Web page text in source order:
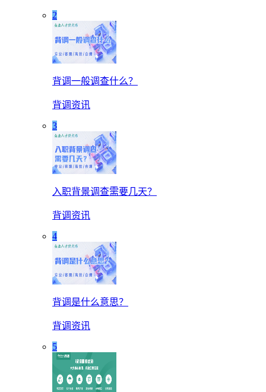
2
背调一般调查什么？
背调资讯
3
入职背景调查需要几天？
背调资讯
4
背调是什么意思？
背调资讯
5